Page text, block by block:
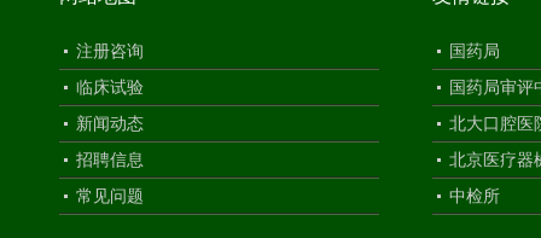
注册咨询
临床试验
新闻动态
招聘信息
常见问题
国药局
国药局审评
北大口腔医
北京医疗器
中检所